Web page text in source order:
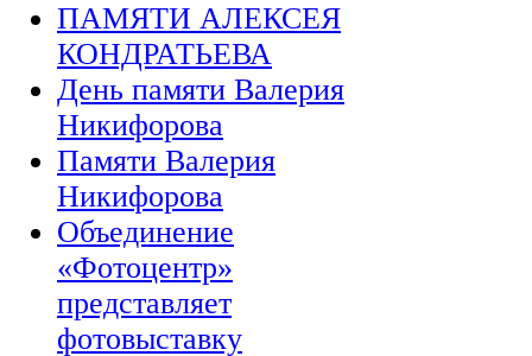
ПАМЯТИ АЛЕКСЕЯ
КОНДРАТЬЕВА
День памяти Валерия
Никифорова
Памяти Валерия
Никифорова
Объединение
«Фотоцентр»
представляет
фотовыставку